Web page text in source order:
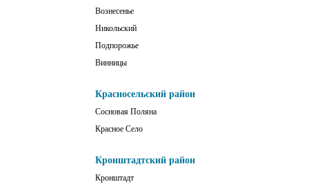
Вознесенье
Никольский
Подпорожье
Винницы
Красносельский район
Сосновая Поляна
Красное Село
Кронштадтский район
Кронштадт